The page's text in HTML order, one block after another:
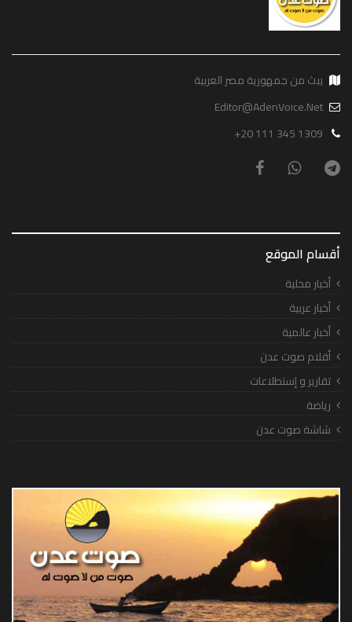
يبث من جمهورية مصر العربية
Editor@AdenVoice.Net
+20 111 345 1309
أقسام الموقع
أخبار محلية
أخبار عربية
أخبار عالمية
أقلام صوت عدن
تقارير و إستطلاعات
رياضة
شاشة صوت عدن